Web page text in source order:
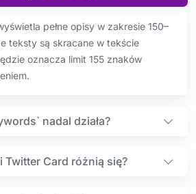
pełne opisy w zakresie 150–
teksty są skracane w tekście
oznacza limit 155 znaków
nadal działa?
Twitter Card różnią się?